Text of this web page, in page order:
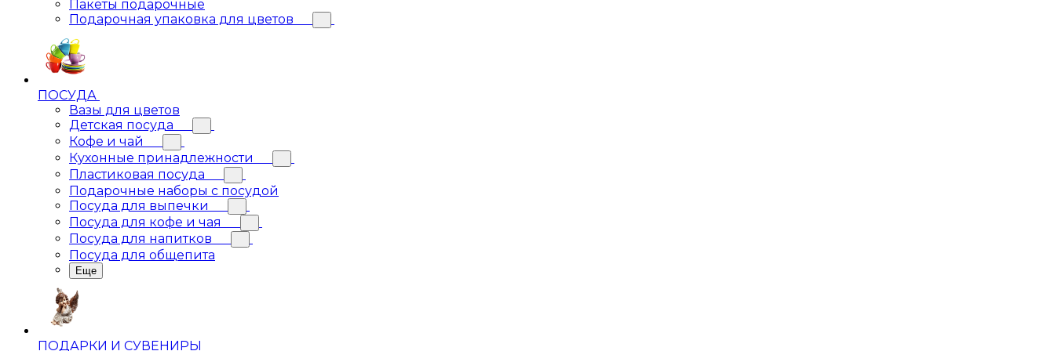
Пакеты подарочные
Подарочная упаковка для цветов
ПОСУДА
Вазы для цветов
Детская посуда
Кофе и чай
Кухонные принадлежности
Пластиковая посуда
Подарочные наборы с посудой
Посуда для выпечки
Посуда для кофе и чая
Посуда для напитков
Посуда для общепита
Еще
ПОДАРКИ И СУВЕНИРЫ